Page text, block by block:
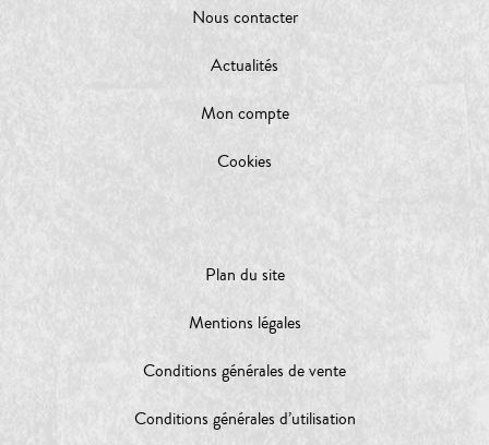
Nous contacter
Actualités
Mon compte
Cookies
Plan du site
Mentions légales
Conditions générales de vente
Conditions générales d’utilisation